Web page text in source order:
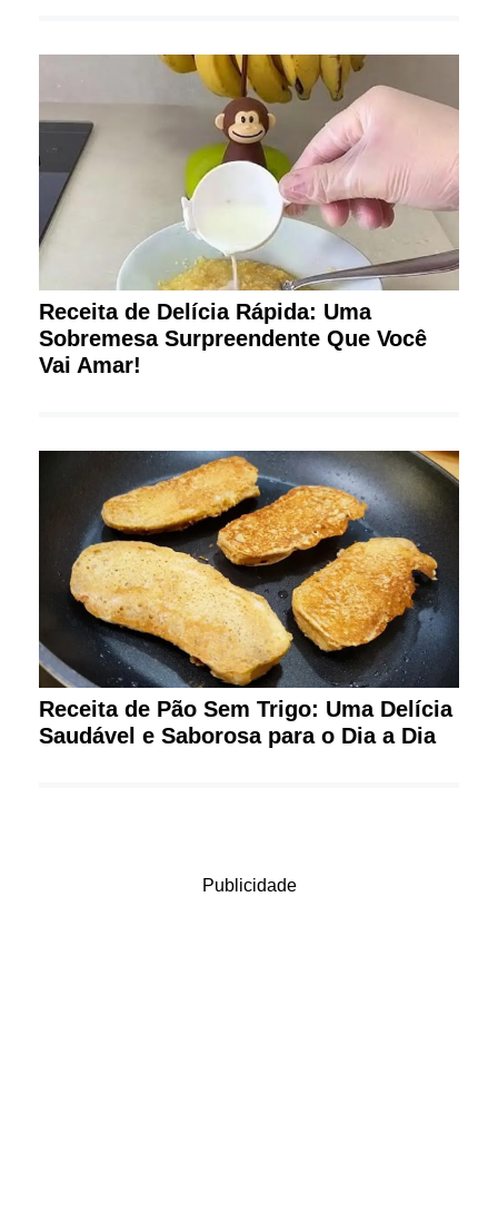
Receita de Delícia Rápida: Uma
Sobremesa Surpreendente Que Você
Vai Amar!
Receita de Pão Sem Trigo: Uma Delícia
Saudável e Saborosa para o Dia a Dia
Publicidade